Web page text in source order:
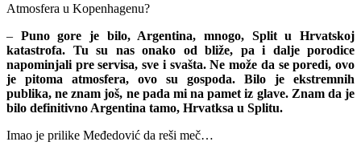
Atmosfera u Kopenhagenu?
– Puno gore je bilo, Argentina, mnogo, Split u Hrvatskoj
katastrofa. Tu su nas onako od bliže, pa i dalje porodice
napominjali pre servisa, sve i svašta. Ne može da se poredi, ovo
je pitoma atmosfera, ovo su gospoda. Bilo je ekstremnih
publika, ne znam još, ne pada mi na pamet iz glave. Znam da je
bilo definitivno Argentina tamo, Hrvatksa u Splitu.
Imao je prilike Međedović da reši meč…